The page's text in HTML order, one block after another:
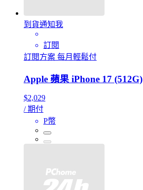
到貨通知我
訂閱
訂閱方案 每月輕鬆付
Apple 蘋果 iPhone 17 (512G)
$2,029
/ 期付
P幣